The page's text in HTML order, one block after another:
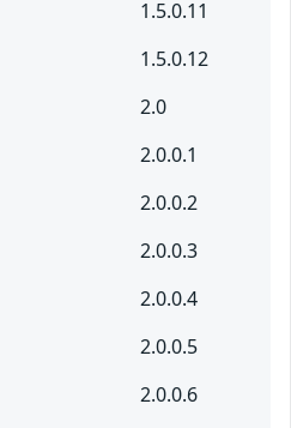
1.5.0.11
1.5.0.12
2.0
2.0.0.1
2.0.0.2
2.0.0.3
2.0.0.4
2.0.0.5
2.0.0.6